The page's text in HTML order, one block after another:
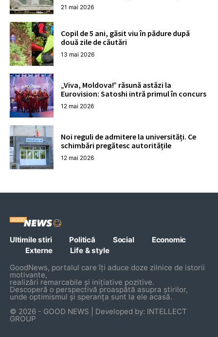
21 mai 2026
Copil de 5 ani, găsit viu în pădure după
două zile de căutări
13 mai 2026
„Viva, Moldova!” răsună astăzi la
Eurovision: Satoshi intră primul în concurs
12 mai 2026
Noi reguli de admitere la universități. Ce
schimbări pregătesc autoritățile
12 mai 2026
Ultimile stiri Politică Social
Economic
Externe
Life & style
GoodNews, portalul care îți aduce doze zilnice de istorii
motivante,
realizări remarcabile și inițiative pozitive.
Descoperă o perspectivă proaspătă asupra știrilor,
unde optimismul și speranța sunt la ele acasă.
© 2026 - GOOD NEWS | Developed by: INTELLECT
GROUP